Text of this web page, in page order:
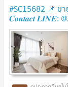
#SC15682 📌 ข
𝑪𝒐𝒏𝒕𝒂𝒄𝒕 𝑳𝑰𝑵𝑬: